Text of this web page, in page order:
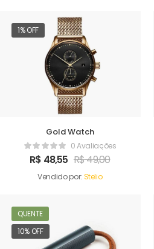
1% OFF
Gold Watch
0 Avaliações
R$ 48,55 R$49,00
Vendido por: Stelio
QUENTE
10% OFF